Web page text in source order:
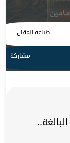
طباعة المقال
مشاركة